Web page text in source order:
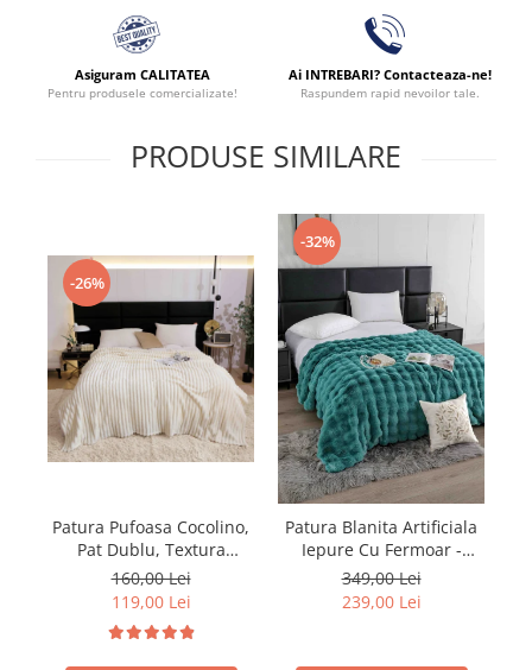
Asiguram CALITATEA
Pentru produsele comercializate!
Ai INTREBARI? Contacteaza-ne!
Raspundem rapid nevoilor tale.
PRODUSE SIMILARE
-26%
Patura Pufoasa Cocolino,
Pat Dublu, Textura
Reiata, Crem
160,00 Lei
119,00 Lei
-32%
Patura Blanita Artificiala
Iepure Cu Fermoar -
Turcoaz
349,00 Lei
239,00 Lei